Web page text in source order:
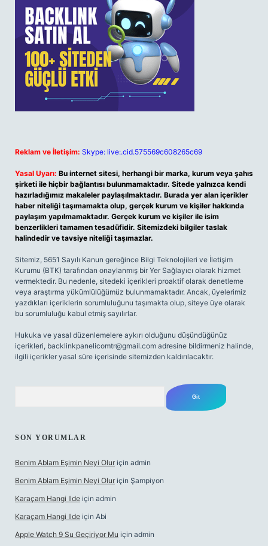
Reklam ve İletişim: Skype: live:.cid.575569c608265c69
Yasal Uyarı: Bu internet sitesi, herhangi bir marka, kurum veya şahıs
şirketi ile hiçbir bağlantısı bulunmamaktadır. Sitede yalnızca kendi
hazırladığımız makaleler paylaşılmaktadır. Burada yer alan içerikler
haber niteliği taşımamakta olup, gerçek kurum ve kişiler hakkında
paylaşım yapılmamaktadır. Gerçek kurum ve kişiler ile isim
benzerlikleri tamamen tesadüfidir. Sitemizdeki bilgiler taslak
halindedir ve tavsiye niteliği taşımazlar.
Sitemiz, 5651 Sayılı Kanun gereğince Bilgi Teknolojileri ve İletişim
Kurumu (BTK) tarafından onaylanmış bir Yer Sağlayıcı olarak hizmet
vermektedir. Bu nedenle, sitedeki içerikleri proaktif olarak denetleme
veya araştırma yükümlülüğümüz bulunmamaktadır. Ancak, üyelerimiz
yazdıkları içeriklerin sorumluluğunu taşımakta olup, siteye üye olarak
bu sorumluluğu kabul etmiş sayılırlar.
Hukuka ve yasal düzenlemelere aykırı olduğunu düşündüğünüz
içerikleri, backlinkpanelicomtr@gmail.com adresine bildirmeniz halinde,
ilgili içerikler yasal süre içerisinde sitemizden kaldırılacaktır.
SON YORUMLAR
Benim Ablam Eşimin Neyi Olur için admin
Benim Ablam Eşimin Neyi Olur için Şampiyon
Karaçam Hangi Ilde için admin
Karaçam Hangi Ilde için Abi
Apple Watch 9 Su Geçiriyor Mu için admin